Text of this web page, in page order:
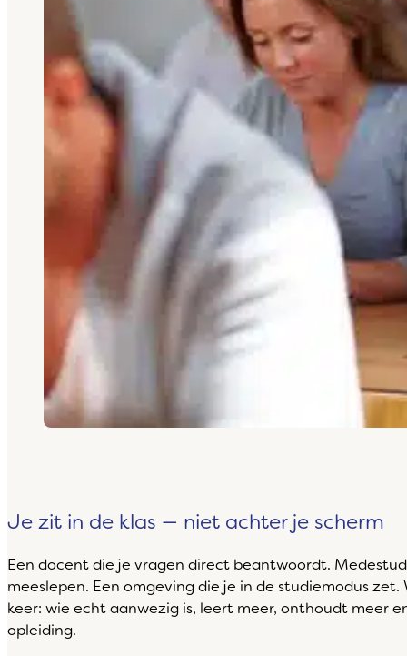
Je zit in de klas — niet achter je scherm
Een docent die je vragen direct beantwoordt.
meeslepen. Een omgeving die je in de studiemodus zet.
keer: wie echt aanwezig is, leert meer, onthoudt meer
opleiding.